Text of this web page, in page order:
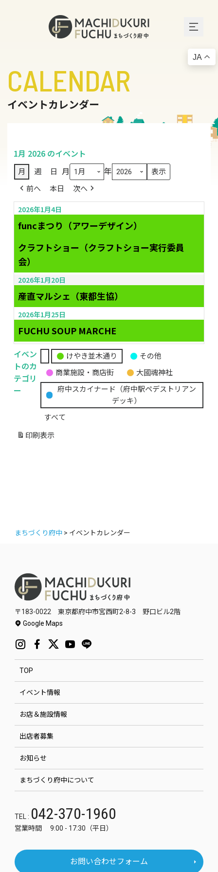
CALENDAR
イベントカレンダー
1月 2026 のイベント
月 週 日 月 年
前へ 本日 次へ
2026年1月4日
funcまつり（アワーデザイン）
クラフトショー（クラフトショー実行委員
会）
2026年1月20日
産直マルシェ（東都生協）
2026年1月25日
FUCHU SOUP MARCHE
イベン
トのカ
テゴリ
ー
無
題
の
カ
テ
ゴ
リ
けやき並木通り
その他
商業施設・商店街
大國魂神社
府中スカイナード（府中駅ペデストリアン
デッキ）
すべて
印刷 表示
まちづくり府中 > イベントカレンダー
〒183-0022 東京都府中市宮西町2-8-3 野口ビル2階
Google Maps
TOP
イベント情報
お店＆施設情報
出店者募集
お知らせ
まちづくり府中について
TEL : 042-370-1960
営業時間 9:00 - 17:30（平日）
お問い合わせフォーム
JA